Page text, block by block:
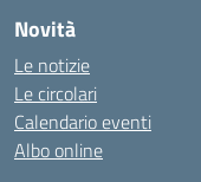
Novità
Le notizie
Le circolari
Calendario eventi
Albo online